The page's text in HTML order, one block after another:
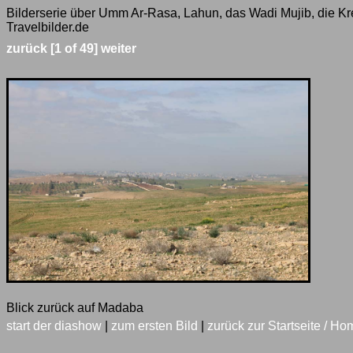
Bilderserie über Umm Ar-Rasa, Lahun, das Wadi Mujib, die
Travelbilder.de
zurück [1 of 49] weiter
Blick zurück auf Madaba
start der diashow
zum ersten Bild zurück zur Startseite /